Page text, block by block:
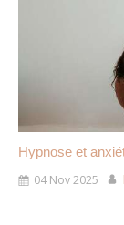
Hypnose et
04 Nov 2025